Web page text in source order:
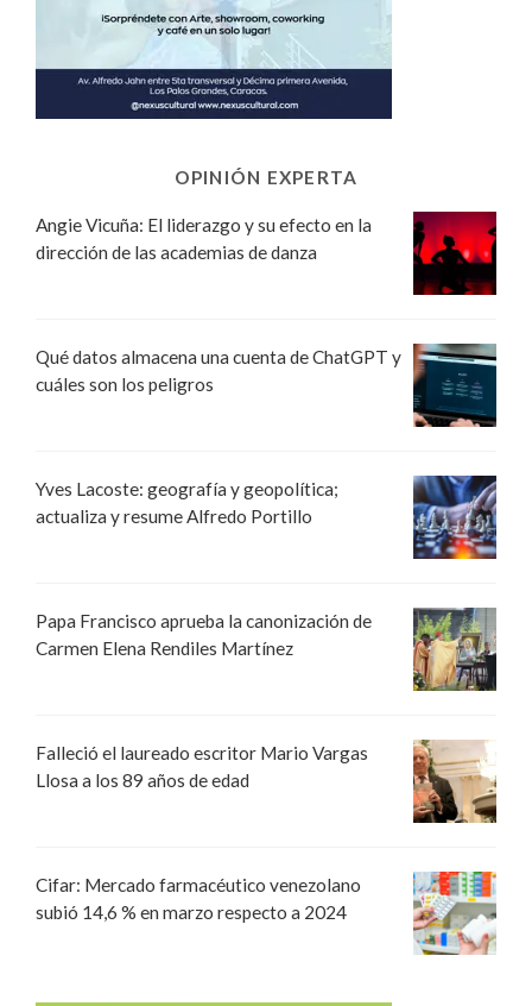
OPINIÓN EXPERTA
Angie Vicuña: El liderazgo y su efecto en la
dirección de las academias de danza
Qué datos almacena una cuenta de ChatGPT y
cuáles son los peligros
Yves Lacoste: geografía y geopolítica;
actualiza y resume Alfredo Portillo
Papa Francisco aprueba la canonización de
Carmen Elena Rendiles Martínez
Falleció el laureado escritor Mario Vargas
Llosa a los 89 años de edad
Cifar: Mercado farmacéutico venezolano
subió 14,6 % en marzo respecto a 2024